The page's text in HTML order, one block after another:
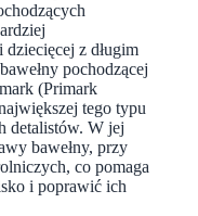
z długim
pochodzącej
(Primark
tego typu
detalistów. W jej
bawełny, przy
co pomaga
i poprawić ich